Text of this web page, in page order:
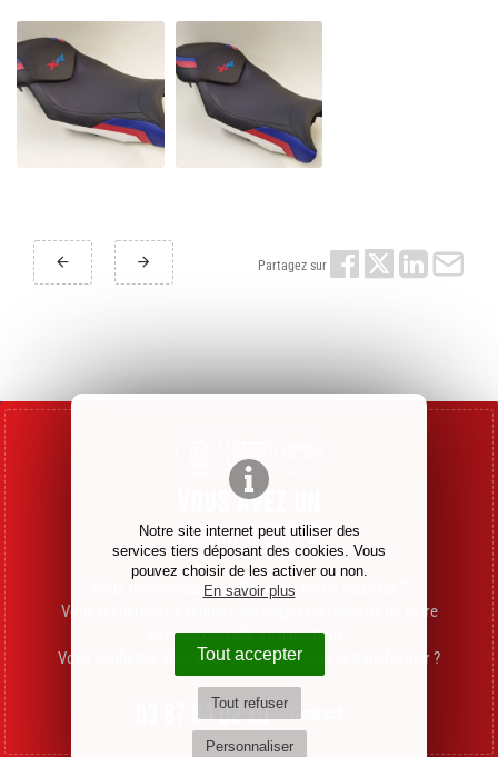
Notre site internet peut utiliser des
services tiers déposant des cookies. Vous
pouvez choisir de les activer ou non.
En savoir plus
Tout accepter
Tout refuser
Personnaliser
Partagez sur
Vous avez un
projet?
Vous recherchez un sellier auto, moto, nautique ?
Vous recherchez à rénover les sièges ou fauteuils de votre
commerce, salle ou habitation ?
Vous souhaitez aménager un véhicule pour le transformer ?
03 87 84 02 10 Contact